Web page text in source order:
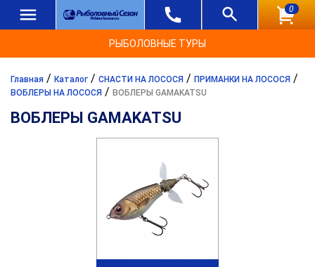
0
РЫБОЛОВНЫЕ ТУРЫ
Главная / Каталог / СНАСТИ НА ЛОСОСЯ / ПРИМАНКИ НА ЛОСОСЯ /
ВОБЛЕРЫ НА ЛОСОСЯ / ВОБЛЕРЫ GAMAKATSU
ВОБЛЕРЫ GAMAKATSU